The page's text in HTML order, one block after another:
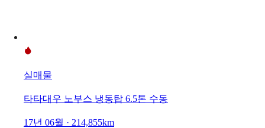
실매물
타타대우 노부스 냉동탑 6.5톤 수동
17년 06월 · 214,855km